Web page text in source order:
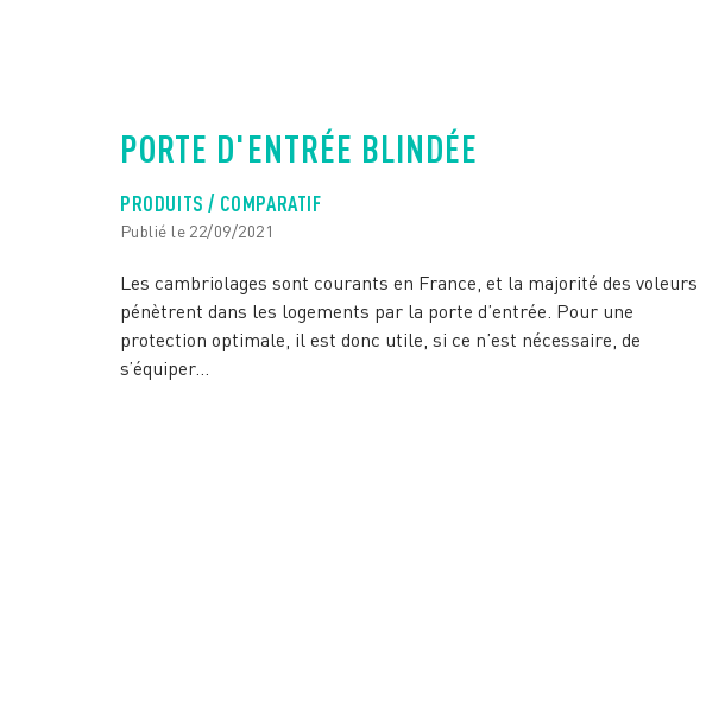
PORTE D'ENTRÉE BLINDÉE
PRODUITS / COMPARATIF
Publié le 22/09/2021
Les cambriolages sont courants en France, et la majorité des voleurs
pénètrent dans les logements par la porte d’entrée. Pour une
protection optimale, il est donc utile, si ce n’est nécessaire, de
s’équiper…